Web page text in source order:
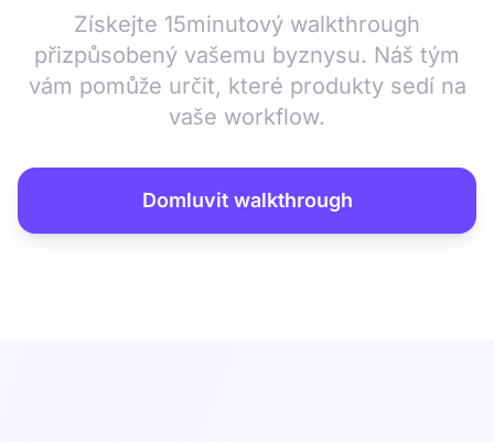
Získejte 15minutový walkthrough
přizpůsobený vašemu byznysu. Náš tým
vám pomůže určit, které produkty sedí na
vaše workflow.
Domluvit walkthrough